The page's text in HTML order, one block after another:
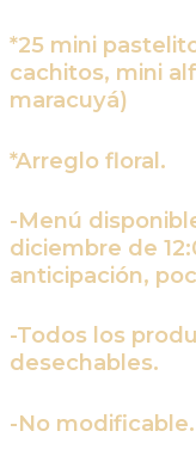
*25 mini
cachitos, mini
maracuyá)
*Arreglo floral.
-Menú
diciembre de
anticipación,
-Todos los
desechables.
-No modificable.